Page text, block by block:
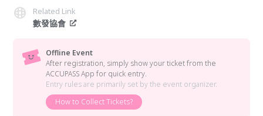
Related Link
數發協會
Offline Event
After registration, simply show your ticket from the
ACCUPASS App for quick entry.
Entry rules are primarily set by the event organizer.
How to Collect Tickets?